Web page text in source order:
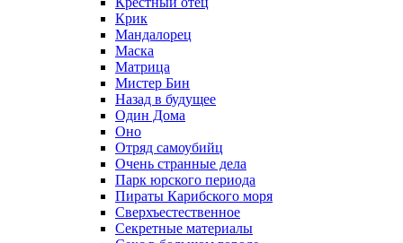
Крик
Мандалорец
Маска
Матрица
Мистер Бин
Назад в будущее
Один Дома
Оно
Отряд самоубийц
Очень странные дела
Парк юрского периода
Пираты Карибского моря
Сверхъестественное
Секретные материалы